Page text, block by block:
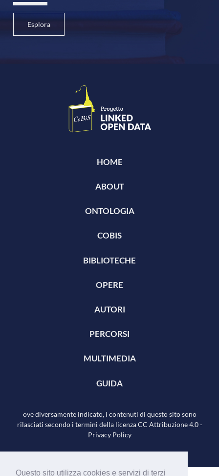
Questo sito utilizza cookies e servizi di terzi
Esplora
HOME
ABOUT
ONTOLOGIA
COBIS
BIBLIOTECHE
OPERE
AUTORI
PERCORSI
MULTIMEDIA
GUIDA
ove diversamente indicato, i contenuti di questo sito sono
rilasciati secondo i termini della licenza CC Attribuzione 4.0-
Privacy Policy